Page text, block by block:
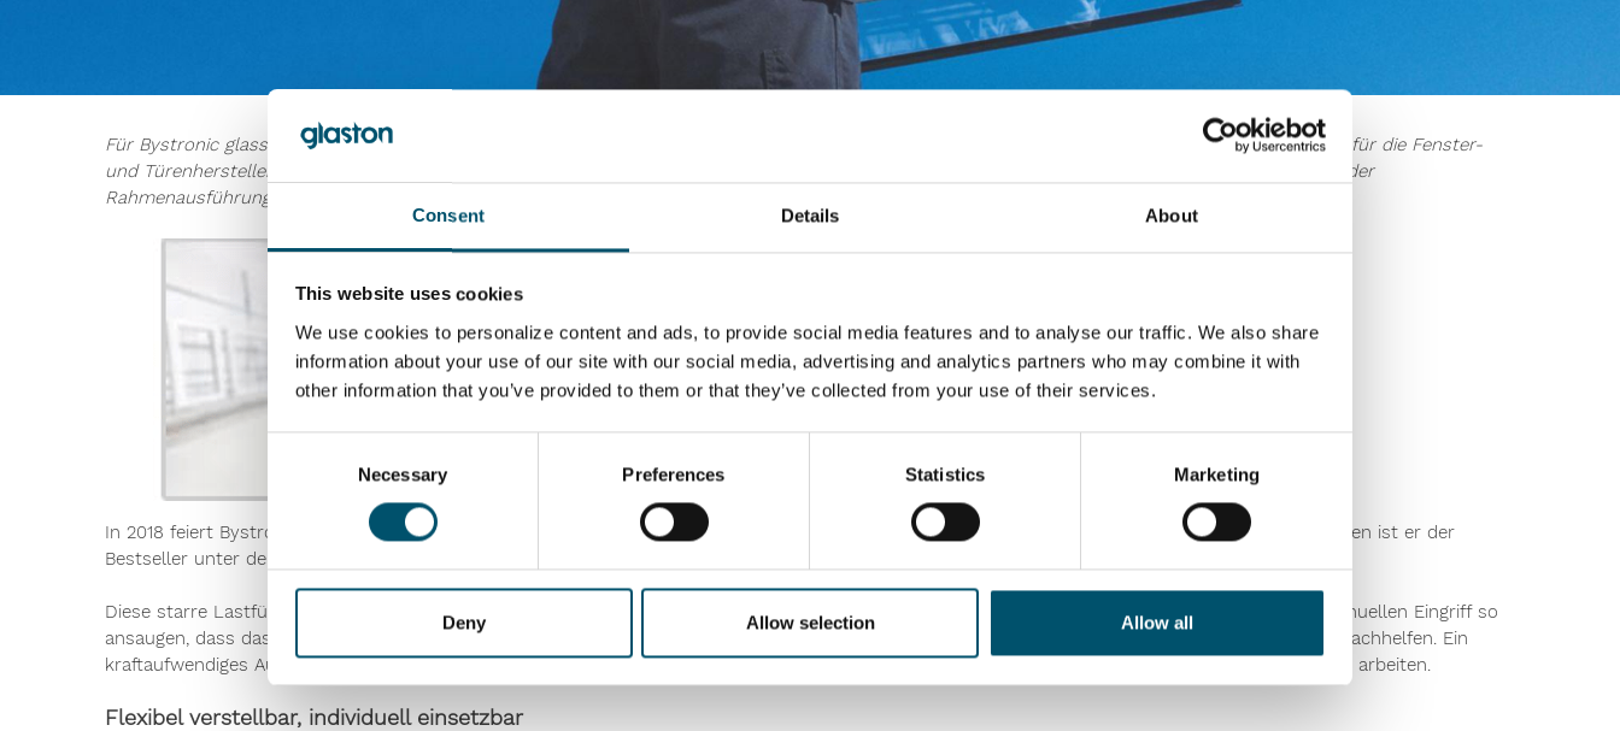
Consent Details About
This website uses cookies
We use cookies to personalize content and ads, to provide social media features and to analyse our traffic. We also share
information about your use of our site with our social media, advertising and analytics partners who may combine it with
other information that you’ve provided to them or that they’ve collected from your use of their services.
Necessary Preferences Statistics Marketing
Deny Allow selection Allow all
Für Bystronic glass steht die Messe FENSTERBAU / FRONTALE 2018 in Nürnberg unter dem Motto „Take it easy in der Fensterherstellung“. Speziell für die Fenster-
und Türenhersteller hat Bystronic glass den Typ Easy-Lift WINDOW im Produktprogramm. Er ist in der Branche sehr beliebt, da er sehr flexibel in der
Rahmenausführung ist und somit den speziellen Anforderungen im Fensterbau perfekt gerecht wird.
In 2018 feiert Bystronic glass das 20-jährige Jubiläum der Produkteinführung des HandlinggerätsEasy-Lift
. Mit mehr als 2.200 verkauften Exemplaren ist er der
Bestseller unter den Bystronic glass Handlinggeräten und überzeugt mit seiner starren Lastführung und seinem geringen Eigengewicht.
Diese starre Lastführung ist auch der große Pluspunkt des Easy-Lift WINDOW
. Dadurch kann der Bediener die Isolierglaseinheit jederzeit ohne manuellen Eingriff so
ansaugen, dass das Glas immer in der gewünschten Position bleibt. Beim nachfolgenden Einsetzen in den Fensterrahmen muss er nicht manuell nachhelfen. Ein
kraftaufwendiges Ausrichten und zeitraubendes Nachjustieren entfällt dadurch. Somit kann der Bediener gleichzeitig ergonomisch und ökonomisch arbeiten.
Flexibel verstellbar, individuell einsetzbar